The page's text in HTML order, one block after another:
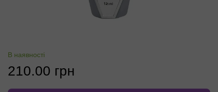
В наявності
210.00 грн